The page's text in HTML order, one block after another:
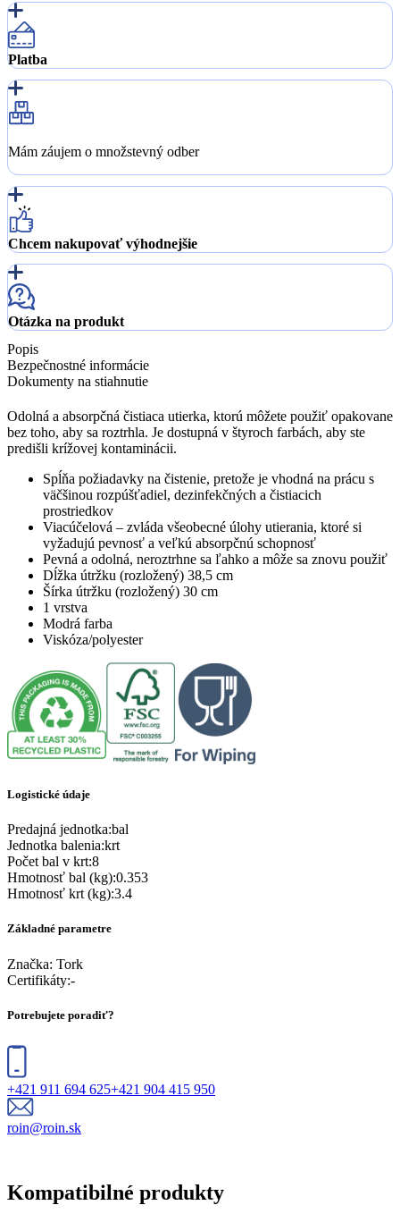
Platba
Mám záujem o množstevný odber
Chcem nakupovať výhodnejšie
Otázka na produkt
Popis
Bezpečnostné informácie
Dokumenty na stiahnutie
Odolná a absorpčná čistiaca utierka, ktorú môžete použiť opakovane
bez toho, aby sa roztrhla. Je dostupná v štyroch farbách, aby ste
predišli krížovej kontaminácii.
Spĺňa požiadavky na čistenie, pretože je vhodná na prácu s
väčšinou rozpúšťadiel, dezinfekčných a čistiacich
prostriedkov
Viacúčelová – zvláda všeobecné úlohy utierania, ktoré si
vyžadujú pevnosť a veľkú absorpčnú schopnosť
Pevná a odolná, neroztrhne sa ľahko a môže sa znovu použiť
Dĺžka útržku (rozložený) 38,5 cm
Šírka útržku (rozložený) 30 cm
1 vrstva
Modrá farba
Viskóza/polyester
Logistické údaje
Predajná jednotka:bal
Jednotka balenia:krt
Počet bal v krt:8
Hmotnosť bal (kg):0.353
Hmotnosť krt (kg):3.4
Základné parametre
Značka: Tork
Certifikáty:-
Potrebujete poradiť?
+421 911 694 625+421 904 415 950
roin@roin.sk
Kompatibilné produkty